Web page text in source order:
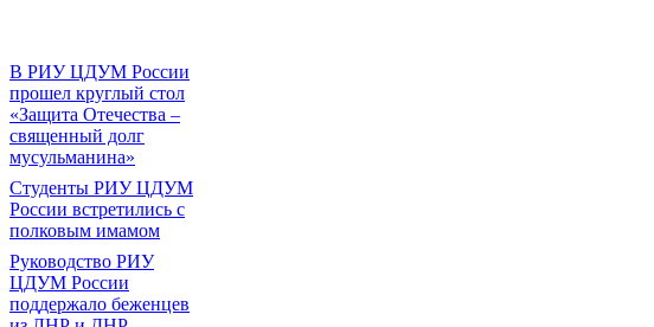
В РИУ ЦДУМ России
прошел круглый стол
«Защита Отечества –
священный долг
мусульманина»
Студенты РИУ ЦДУМ
России встретились с
полковым имамом
Руководство РИУ
ЦДУМ России
поддержало беженцев